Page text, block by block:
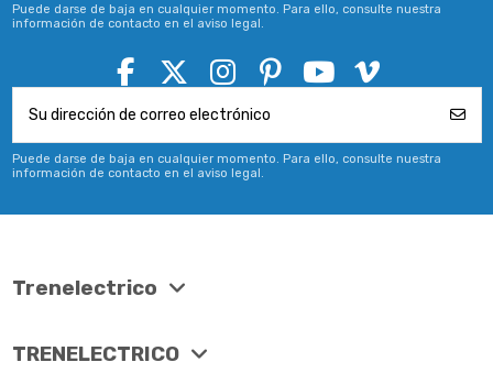
Puede darse de baja en cualquier momento. Para ello, consulte nuestra
información de contacto en el aviso legal.
Puede darse de baja en cualquier momento. Para ello, consulte nuestra
información de contacto en el aviso legal.
Trenelectrico
TRENELECTRICO